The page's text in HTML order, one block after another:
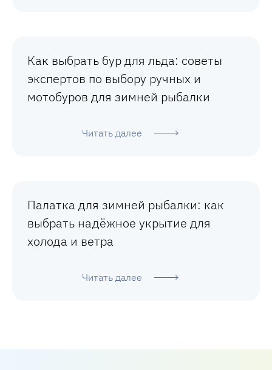
Как выбрать бур для льда: советы
экспертов по выбору ручных и
мотобуров для зимней рыбалки
Читать далее
Палатка для зимней рыбалки: как
выбрать надёжное укрытие для
холода и ветра
Читать далее